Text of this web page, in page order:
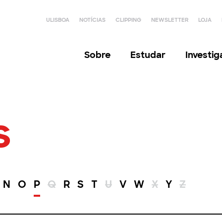
ULISBOA NOTÍCIAS CLIPPING NEWSLETTER LOJA
Sobre Estudar
N O P Q R S T U V W X Y Z